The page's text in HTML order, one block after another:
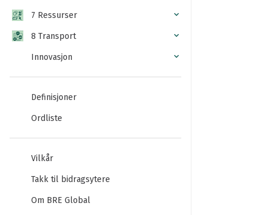
7 Ressurser
8 Transport
Innovasjon
Definisjoner
Ordliste
Vilkår
Takk til bidragsytere
Om BRE Global